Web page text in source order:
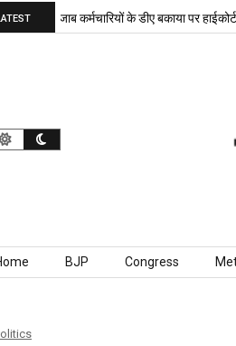
पंजाब कर्मचारियों के डीए बकाया पर हाईकोर्ट
BJP Congress